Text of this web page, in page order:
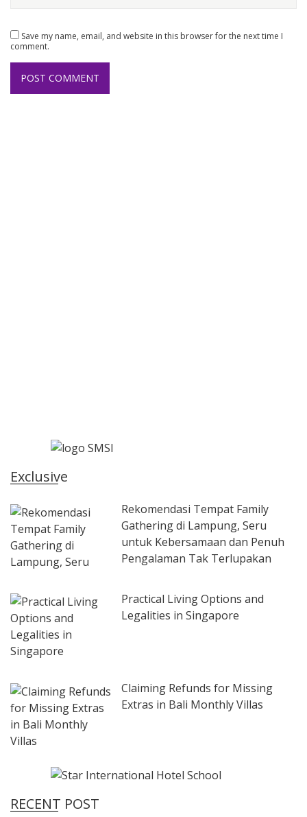
Save my name, email, and website in this browser for the next time I
comment.
Exclusive
Rekomendasi Tempat Family
Gathering di Lampung, Seru
untuk Kebersamaan dan Penuh
Pengalaman Tak Terlupakan
Practical Living Options and
Legalities in Singapore
Claiming Refunds for Missing
Extras in Bali Monthly Villas
RECENT POST